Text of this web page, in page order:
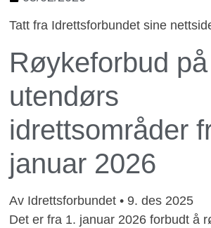
Tatt fra Idrettsforbundet sine
Røykeforbud på
utendørs
idrettsområder
januar 2026
Av Idrettsforbundet• 9. des 2025
Det er fra 1. januar 2026 forbudt å